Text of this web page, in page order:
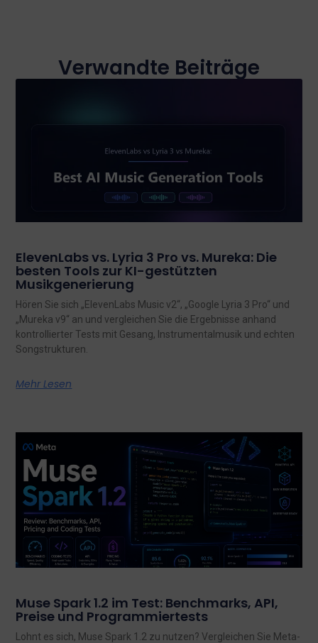
Verwandte Beiträge
ElevenLabs vs. Lyria 3 Pro vs. Mureka: Die
besten Tools zur KI-gestützten
Musikgenerierung
Hören Sie sich „ElevenLabs Music v2“, „Google Lyria 3 Pro“ und
„Mureka v9“ an und vergleichen Sie die Ergebnisse anhand
kontrollierter Tests mit Gesang, Instrumentalmusik und echten
Songstrukturen.
Mehr Lesen
Muse Spark 1.2 im Test: Benchmarks, API,
Preise und Programmiertests
Lohnt es sich, Muse Spark 1.2 zu nutzen? Vergleichen Sie Meta-